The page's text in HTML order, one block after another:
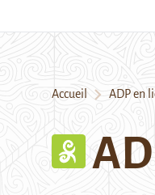
Accueil ADP en